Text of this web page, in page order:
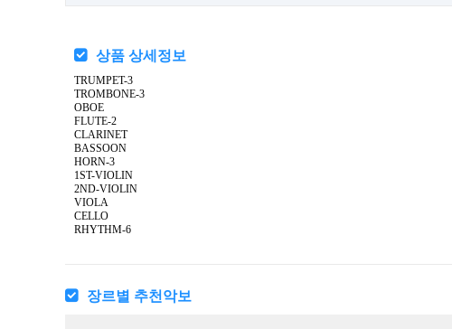
상품 상세정보
TRUMPET-3
TROMBONE-3
OBOE
FLUTE-2
CLARINET
BASSOON
HORN-3
1ST-VIOLIN
2ND-VIOLIN
VIOLA
CELLO
RHYTHM-6
장르별 추천악보